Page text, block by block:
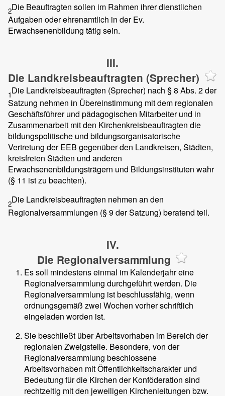
2Die Beauftragten sollen im Rahmen ihrer dienstlichen
Aufgaben oder ehrenamtlich in der Ev.
Erwachsenenbildung tätig sein.
III.
Die Landkreisbeauftragten (Sprecher)
1Die Landkreisbeauftragten (Sprecher) nach § 8 Abs. 2 der
Satzung nehmen in Übereinstimmung mit dem regionalen
Geschäftsführer und pädagogischen Mitarbeiter und in
Zusammenarbeit mit den Kirchenkreisbeauftragten die
bildungspolitische und bildungsorganisatorische
Vertretung der EEB gegenüber den Landkreisen, Städten,
kreisfreien Städten und anderen
Erwachsenenbildungsträgern und Bildungsinstituten wahr
(§ 11 ist zu beachten).
2Die Landkreisbeauftragten nehmen an den
Regionalversammlungen (§ 9 der Satzung) beratend teil.
IV.
Die Regionalversammlung
Es soll mindestens einmal im Kalenderjahr eine
Regionalversammlung durchgeführt werden. Die
Regionalversammlung ist beschlussfähig, wenn
ordnungsgemäß zwei Wochen vorher schriftlich
eingeladen worden ist.
Sie beschließt über Arbeitsvorhaben im Bereich der
regionalen Zweigstelle. Besondere, von der
Regionalversammlung beschlossene
Arbeitsvorhaben mit Öffentlichkeitscharakter und
Bedeutung für die Kirchen der Konföderation sind
rechtzeitig mit den jeweiligen Kirchenleitungen bzw.